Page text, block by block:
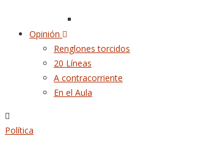
Opinión
Renglones torcidos
20 Líneas
A contracorriente
En el Aula
Política